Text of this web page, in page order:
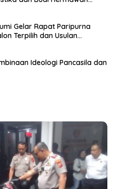
Gelar Rapat Paripurna
Terpilih dan Usulan
Ideologi Pancasila dan